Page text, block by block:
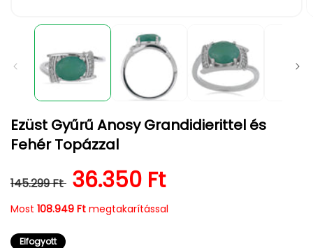
médiafájl
modális
párbeszédpanelen
Ezüst Gyűrű Anosy Grandidierittel és
Fehér Topázzal
Normál ár
145.299 Ft Kedvezményes ár
36.350 Ft
Most 108.949 Ft megtakarítással
Elfogyott